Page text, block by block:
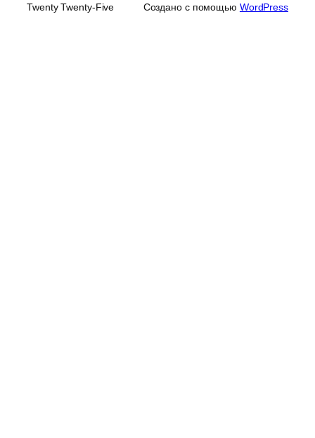
Twenty Twenty-Five Создано с помощью WordPress